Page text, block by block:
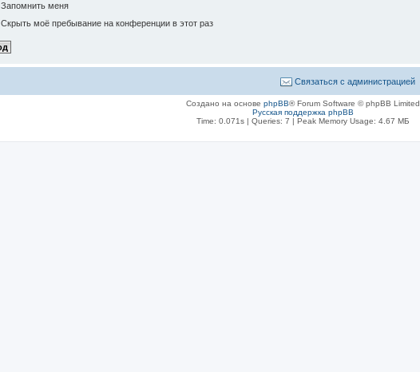
Запомнить меня
Скрыть моё пребывание на конференции в этот раз
Связаться с администрацией
Создано на основе phpBB® Forum Software © phpBB Limited
Русская поддержка phpBB
Time: 0.071s| Queries: 7 | Peak Memory Usage: 4.67 МБ